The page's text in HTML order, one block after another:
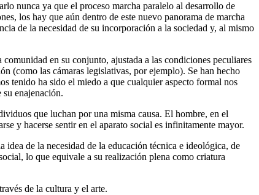
nunca ya que el proceso marcha paralelo al desarrollo de
los hay que aún dentro de este nuevo panorama de marcha
de la necesidad de su incorporación a la sociedad y, al mismo
en su conjunto, ajustada a las condiciones peculiares
(como las cámaras legislativas, por ejemplo). Se han hecho
tenido ha sido el miedo a que cualquier aspecto formal nos
enajenación.
que luchan por una misma causa. El hombre, en el
y hacerse sentir en el aparato social es infinitamente mayor.
de la necesidad de la educación técnica e ideológica, de
lo que equivale a su realización plena como criatura
de la cultura y el arte.